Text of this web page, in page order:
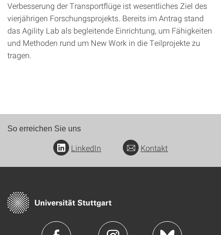
Verbesserung der Transportflüge ist wesentliches Ziel des
vierjährigen Forschungsprojekts. Bereits im Antrag stand
das Agility Lab als begleitende Einrichtung, um Fähigkeiten
und Methoden rund um New Work in die Teilprojekte zu
tragen.
So erreichen Sie uns
LinkedIn Kontakt